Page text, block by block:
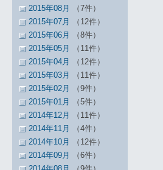
2015年08月
（7件）
2015年07月
（12件）
2015年06月
（8件）
2015年05月
（11件）
2015年04月
（12件）
2015年03月
（11件）
2015年02月
（9件）
2015年01月
（5件）
2014年12月
（11件）
2014年11月
（4件）
2014年10月
（12件）
2014年09月
（6件）